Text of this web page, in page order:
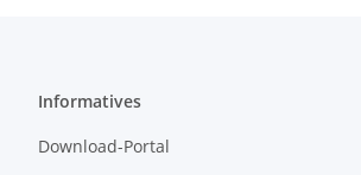
Informatives
Download-Portal